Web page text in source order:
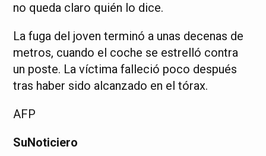
no queda claro quién lo dice.
La fuga del joven terminó a unas decenas de
metros, cuando el coche se estrelló contra
un poste. La víctima falleció poco después
tras haber sido alcanzado en el tórax.
AFP
SuNoticiero